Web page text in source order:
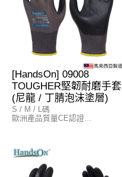
[HandsOn] 09008
TOUGHER堅韌耐磨手套
(尼龍 / 丁腈泡沫塗層)
S / M / L碼
歐洲產品質量CE認證
布料: 13針無縫尼龍 (Seamless
塗層: 丁腈泡沫 (Foam Nitrile)